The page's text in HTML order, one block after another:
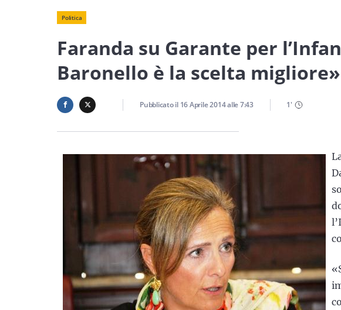
Politica
Faranda su Garante per
Baronello è la scelta migliore»
Pubblicato il 16 Aprile 2014alle7:43 1'